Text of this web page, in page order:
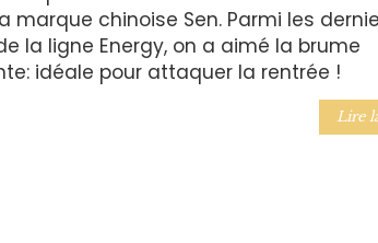
marque chinoise Sen. Parmi les
la ligne Energy, on a aimé la brume
idéale pour attaquer la rentrée !
Lire